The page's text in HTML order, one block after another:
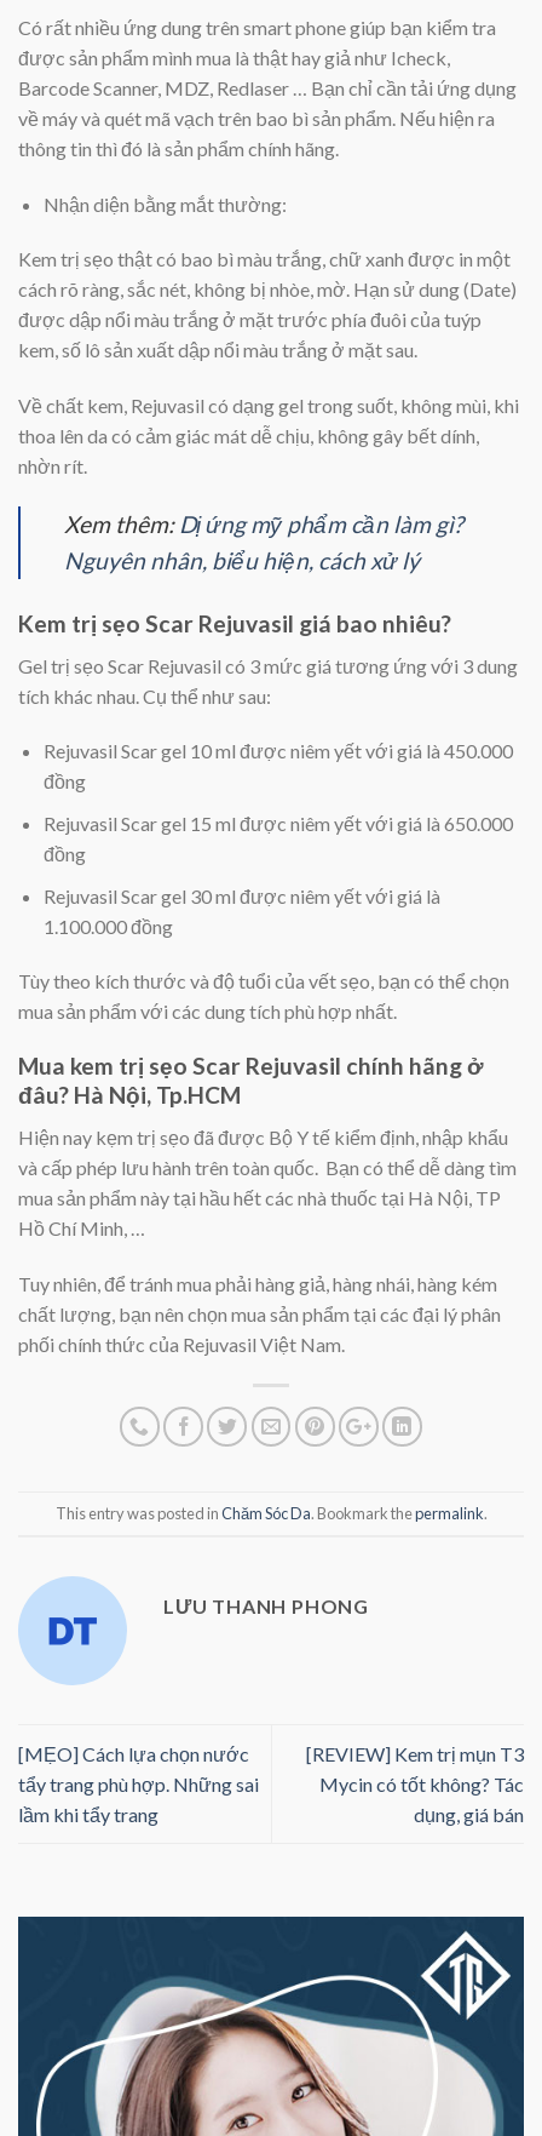
Có rất nhiều ứng dung trên smart phone giúp bạn kiểm tra
được sản phẩm mình mua là thật hay giả như Icheck,
Barcode Scanner, MDZ, Redlaser … Bạn chỉ cần tải ứng dụng
về máy và quét mã vạch trên bao bì sản phẩm. Nếu hiện ra
thông tin thì đó là sản phẩm chính hãng.
Nhận diện bằng mắt thường:
Kem trị sẹo thật có bao bì màu trắng, chữ xanh được in một
cách rõ ràng, sắc nét, không bị nhòe, mờ. Hạn sử dung (Date)
được dập nổi màu trắng ở mặt trước phía đuôi của tuýp
kem, số lô sản xuất dập nổi màu trắng ở mặt sau.
Về chất kem, Rejuvasil có dạng gel trong suốt, không mùi, khi
thoa lên da có cảm giác mát dễ chịu, không gây bết dính,
nhờn rít.
Xem thêm: Dị ứng mỹ phẩm cần làm gì?
Nguyên nhân, biểu hiện, cách xử lý
Kem trị sẹo Scar Rejuvasil giá bao nhiêu?
Gel trị sẹo Scar Rejuvasil có 3 mức giá tương ứng với 3 dung
tích khác nhau. Cụ thể như sau:
Rejuvasil Scar gel 10 ml được niêm yết với giá là 450.000
đồng
Rejuvasil Scar gel 15 ml được niêm yết với giá là 650.000
đồng
Rejuvasil Scar gel 30 ml được niêm yết với giá là
1.100.000 đồng
Tùy theo kích thước và độ tuổi của vết sẹo, bạn có thể chọn
mua sản phẩm với các dung tích phù hợp nhất.
Mua kem trị sẹo Scar Rejuvasil chính hãng ở
đâu? Hà Nội, Tp.HCM
Hiện nay kẹm trị sẹo đã được Bộ Y tế kiểm định, nhập khẩu
và cấp phép lưu hành trên toàn quốc. Bạn có thể dễ dàng tìm
mua sản phẩm này tại hầu hết các nhà thuốc tại Hà Nội, TP
Hồ Chí Minh, …
Tuy nhiên, để tránh mua phải hàng giả, hàng nhái, hàng kém
chất lượng, bạn nên chọn mua sản phẩm tại các đại lý phân
phối chính thức của Rejuvasil Việt Nam.
This entry was posted inChăm Sóc Da. Bookmark thepermalink.
LƯU THANH PHONG
[MẸO] Cách lựa chọn nước
tẩy trang phù hợp. Những sai
lầm khi tẩy trang
[REVIEW] Kem trị mụn T3
Mycin có tốt không? Tác
dụng, giá bán